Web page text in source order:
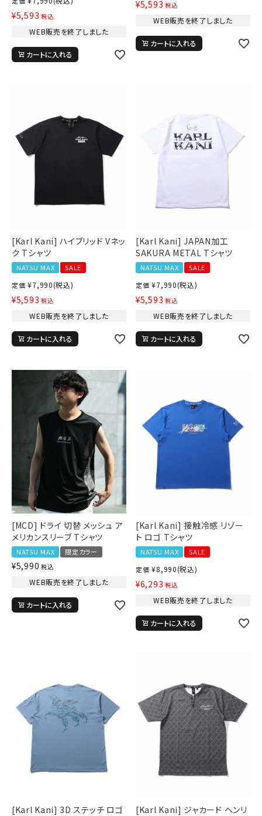
¥5,593 税込
WEB販売を終了しました
カートに入れる
¥5,593 税込
WEB販売を終了しました
カートに入れる
[Karl Kani] ハイブリッド Vネッ
ク Tシャツ
NATSU MAX
SALE
定価 ¥7,990(税込)
¥5,593 税込
WEB販売を終了しました
カートに入れる
[Karl Kani] JAPAN加工
SAKURA METAL Tシャツ
NATSU MAX
SALE
定価 ¥7,990(税込)
¥5,593 税込
WEB販売を終了しました
カートに入れる
[MCD] ドライ 切替 メッシュ ア
メリカンスリーブ Tシャツ
NATSU MAX 限定カラー
¥5,990 税込
WEB販売を終了しました
カートに入れる
[Karl Kani] 接触冷感 リゾー
ト ロゴ Tシャツ
NATSU MAX
SALE
定価 ¥8,990(税込)
¥6,293 税込
WEB販売を終了しました
カートに入れる
[Karl Kani] 3D ステッチ ロゴ
[Karl Kani] ジャカード ヘンリ